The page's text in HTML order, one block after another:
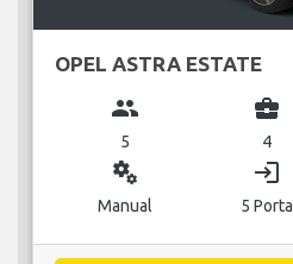
OPEL ASTRA ESTATE
group
5
business_center
4
miscellaneous_services
Manual
login
5 Porta